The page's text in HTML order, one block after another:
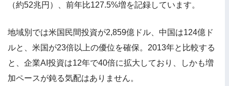
（約52兆円）、前年比127.5%増を記録しています。
地域別では米国民間投資が2,859億ドル、中国は124億ド
ルと、米国が23倍以上の優位を確保。2013年と比較する
と、企業AI投資は12年で40倍に拡大しており、しかも増
加ペースが鈍る気配はありません。